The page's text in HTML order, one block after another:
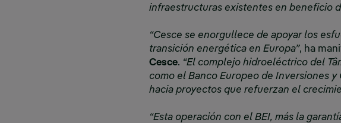
infraestructuras existentes en beneficio
“Cesce se enorgullece de apoyar los
transición energética en Europa”, ha
Cesce. “El complejo hidroeléctrico del
como el Banco Europeo de Inversiones
hacia proyectos que refuerzan el
“Esta operación con el BEI, más la